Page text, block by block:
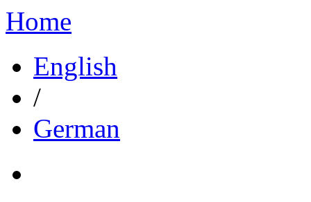
Home
English
/
German